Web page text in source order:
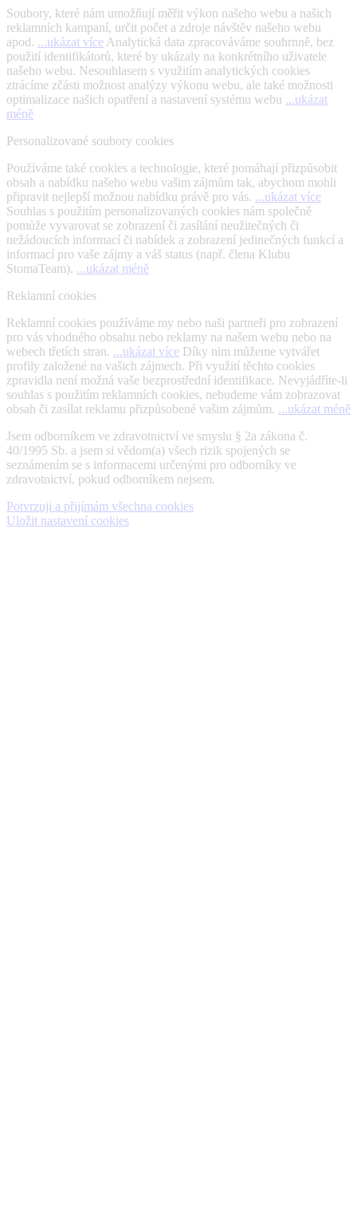
Soubory, které nám umožňují měřit výkon našeho webu a našich
reklamních kampaní, určit počet a zdroje návštěv našeho webu
apod. ...ukázat více Analytická data zpracováváme souhrnně, bez
použití identifikátorů, které by ukázaly na konkrétního uživatele
našeho webu. Nesouhlasem s využitím analytických cookies
ztrácíme zčásti možnost analýzy výkonu webu, ale také možnosti
optimalizace našich opatření a nastavení systému webu ...ukázat
méně
Personalizované soubory cookies
Používáme také cookies a technologie, které pomáhají přizpůsobit
obsah a nabídku našeho webu vašim zájmům tak, abychom mohli
připravit nejlepší možnou nabídku právě pro vás. ...ukázat více
Souhlas s použitím personalizovaných cookies nám společně
pomůže vyvarovat se zobrazení či zasílání neužitečných či
nežádoucích informací či nabídek a zobrazení jedinečných funkcí a
informací pro vaše zájmy a váš status (např. člena Klubu
StomaTeam). ...ukázat méně
Reklamní cookies
Reklamní cookies používáme my nebo naši partneři pro zobrazení
pro vás vhodného obsahu nebo reklamy na našem webu nebo na
webech třetích stran. ...ukázat více Díky nim můžeme vytvářet
profily založené na vašich zájmech. Při využití těchto cookies
zpravidla není možná vaše bezprostřední identifikace. Nevyjádříte-li
souhlas s použitím reklamních cookies, nebudeme vám zobrazovat
obsah či zasílat reklamu přizpůsobené vašim zájmům. ...ukázat méně
Jsem odborníkem ve zdravotnictví ve smyslu § 2a zákona č.
40/1995 Sb. a jsem si vědom(a) všech rizik spojených se
seznámením se s informacemi určenými pro odborníky ve
zdravotnictví, pokud odborníkem nejsem.
Potvrzuji a přijímám všechna cookies
Uložit nastavení cookies